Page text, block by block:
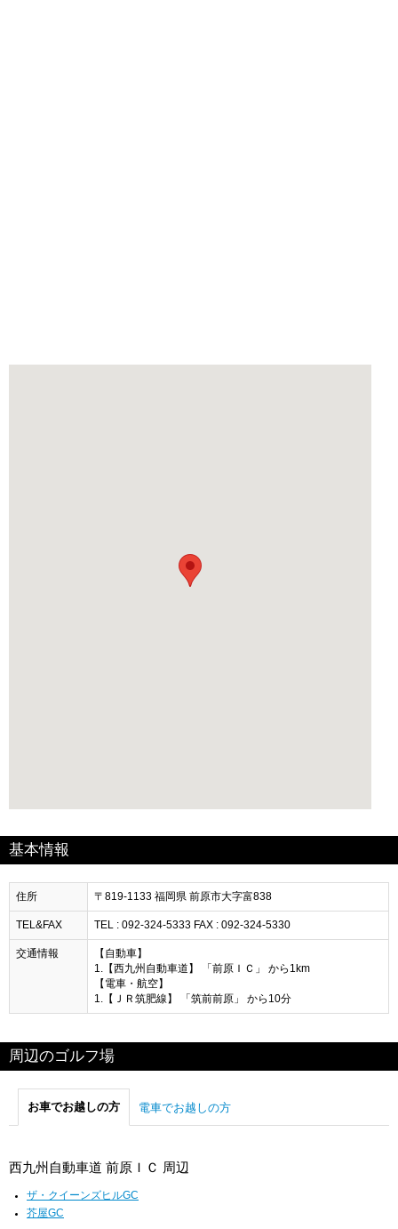
基本情報
住所 〒819-1133 福岡県 前原市大字富838
TEL&FAX TEL : 092-324-5333 FAX : 092-324-5330
交通情報
【自動車】
1.【西九州自動車道】 「前原ＩＣ」 から1km
【電車・航空】
1.【ＪＲ筑肥線】 「筑前前原」 から10分
周辺のゴルフ場
お車でお越しの方 電車でお越しの方
西九州自動車道 前原ＩＣ 周辺
ザ・クイーンズヒルGC
芥屋GC